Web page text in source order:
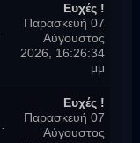
Ευχές !
Παρασκευή 07
Αύγουστος
2026, 16:26:34
μμ
Ευχές !
Παρασκευή 07
Αύγουστος